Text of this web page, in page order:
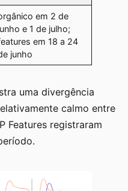
em 2 de
e 1 de julho;
em 18 a 24
junho
uma divergência
calmo entre
Features registraram